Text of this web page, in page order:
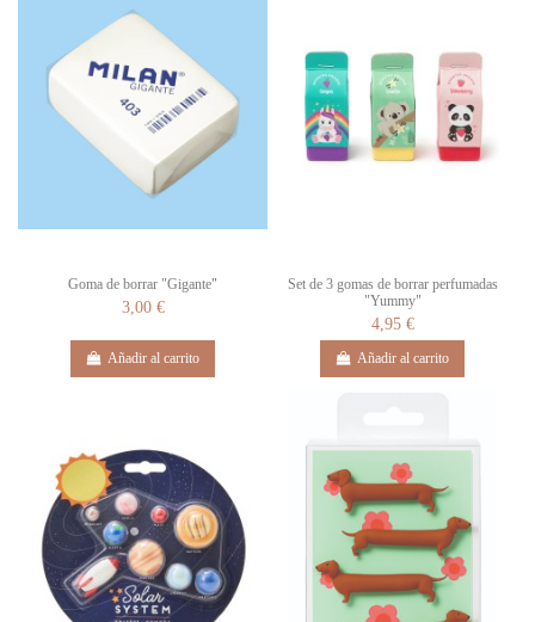
Goma de borrar "Gigante"
3,00 €
Añadir al carrito
Set de 3 gomas de borrar perfumadas
"Yummy"
4,95 €
Añadir al carrito